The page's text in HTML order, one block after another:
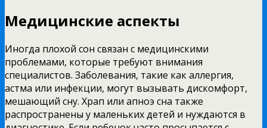
Медицинские аспекты
Иногда плохой сон связан с медицинскими
проблемами, которые требуют внимания
специалистов. Заболевания, такие как аллергия,
астма или инфекции, могут вызывать дискомфорт,
мешающий сну. Храп или апноэ сна также
распространены у маленьких детей и нуждаются в